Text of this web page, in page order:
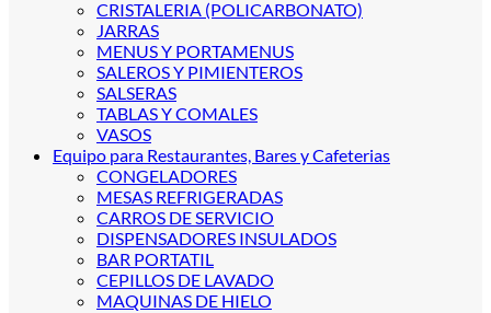
CRISTALERIA (POLICARBONATO)
JARRAS
MENUS Y PORTAMENUS
SALEROS Y PIMIENTEROS
SALSERAS
TABLAS Y COMALES
VASOS
Equipo para Restaurantes, Bares y Cafeterias
CONGELADORES
MESAS REFRIGERADAS
CARROS DE SERVICIO
DISPENSADORES INSULADOS
BAR PORTATIL
CEPILLOS DE LAVADO
MAQUINAS DE HIELO